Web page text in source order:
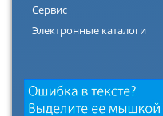
Сервис
Электронные каталоги